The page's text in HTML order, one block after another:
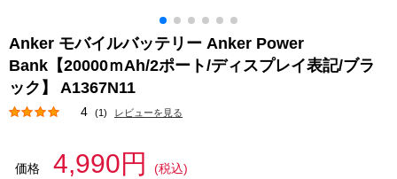
Anker モバイルバッテリー Anker Power
Bank【20000ｍAh/2ポート/ディスプレイ表記/ブラ
ック】 A1367N11
4 (1) レビューを見る
価格 4,990円
(税込)